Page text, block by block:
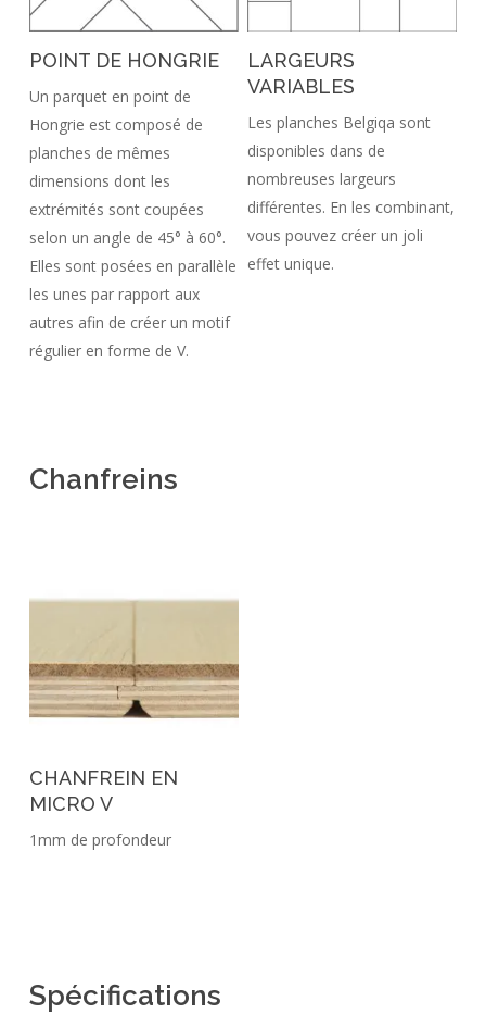
POINT DE HONGRIE
Un parquet en point de
Hongrie est composé de
planches de mêmes
dimensions dont les
extrémités sont coupées
selon un angle de 45° à 60°.
Elles sont posées en parallèle
les unes par rapport aux
autres afin de créer un motif
régulier en forme de V.
LARGEURS
VARIABLES
Les planches Belgiqa sont
disponibles dans de
nombreuses largeurs
différentes. En les combinant,
vous pouvez créer un joli
effet unique.
Chanfreins
CHANFREIN EN
MICRO V
1mm de profondeur
Spécifications